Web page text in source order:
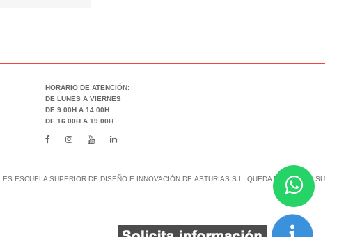
HORARIO DE ATENCIÓN:
DE LUNES A VIERNES
DE 9.00H A 14.00H
DE 16.00H A 19.00H
ESCUELA SUPERIOR DE DISEÑO E INNOVACIÓN DE ASTURIAS S.L. QUEDA PROHIBIDO SU